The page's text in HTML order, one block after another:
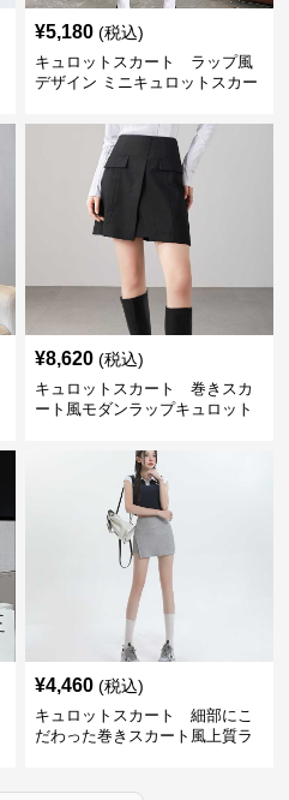
¥5,180 (税込)
キュロットスカート ラップ風
デザイン ミニキュロットスカー
¥8,620 (税込)
キュロットスカート 巻きスカ
ート風モダンラップキュロット
¥4,460 (税込)
キュロットスカート 細部にこ
だわった巻きスカート風上質ラ